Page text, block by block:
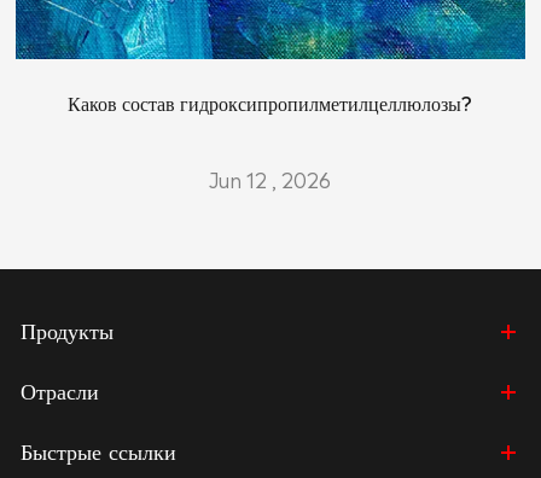
Каков состав гидроксипропилметилцеллюлозы?
Jun 12 , 2026
Продукты
Отрасли
Быстрые ссылки